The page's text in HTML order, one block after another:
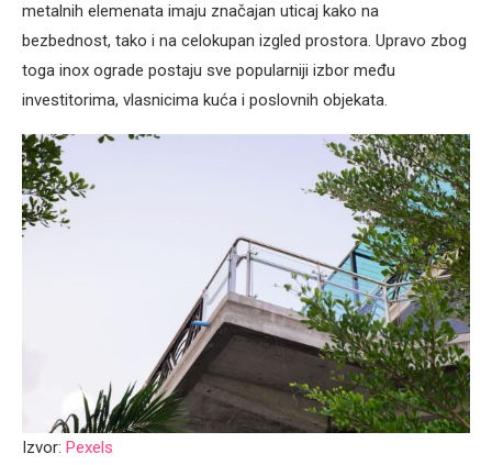
metalnih elemenata imaju značajan uticaj kako na
bezbednost, tako i na celokupan izgled prostora. Upravo zbog
toga inox ograde postaju sve popularniji izbor među
investitorima, vlasnicima kuća i poslovnih objekata.
Izvor: Pexels